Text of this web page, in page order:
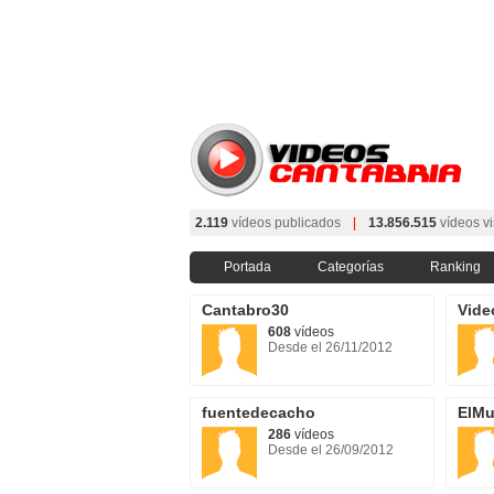
2.119 vídeos publicados 13.856.515 vídeos
Portada Categorías Ranking
Cantabro30
608 vídeos
Desde el 26/11/2012
fuentedecacho
286 vídeos
Desde el 26/09/2012